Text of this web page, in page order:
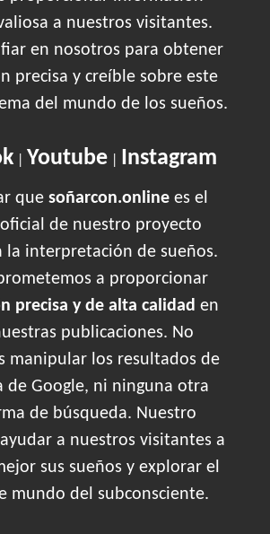
a nuestros visitantes.
en nosotros para obtener
precisa y creíble sobre este
del mundo de los sueños.
| Youtube| Instagram
que soñarcon.online es el
de nuestro proyecto
la interpretación de sueños.
a proporcionar
precisa y de alta calidad en
publicaciones. No
manipular los resultados de
de Google, ni ninguna otra
de búsqueda. Nuestro
a nuestros visitantes a
sus sueños y explorar el
mundo del subconsciente.